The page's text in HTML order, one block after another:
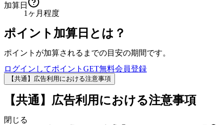
加算日
1ヶ月程度
ポイント加算日とは？
ポイントが加算されるまでの目安の期間です。
ログインしてポイントGET無料会員登録
【共通】広告利用における注意事項
【共通】広告利用における注意事項
閉じる